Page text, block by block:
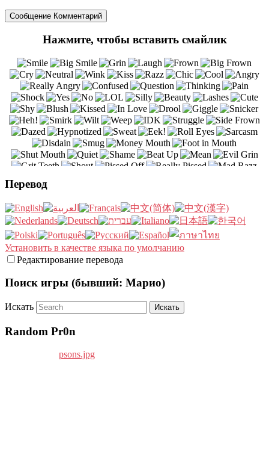
Нажмите, чтобы вставить смайлик
Перевод
Установить в качестве языка по умолчанию
Редактирование перевода
Поиск игры (бывший: Марио)
Искать
Random Pr0n